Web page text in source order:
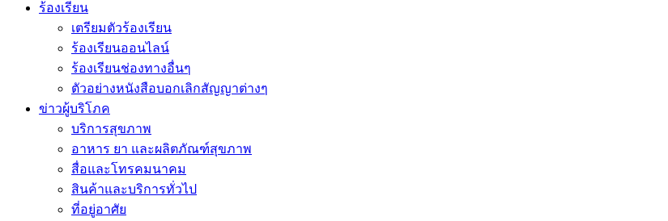
ร้องเรียน
เตรียมตัวร้องเรียน
ร้องเรียนออนไลน์
ร้องเรียนช่องทางอื่นๆ
ตัวอย่างหนังสือบอกเลิกสัญญาต่างๆ
ข่าวผู้บริโภค
บริการสุขภาพ
อาหาร ยา และผลิตภัณฑ์สุขภาพ
สื่อและโทรคมนาคม
สินค้าและบริการทั่วไป
ที่อยู่อาศัย